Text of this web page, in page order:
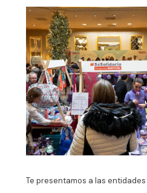
Te presentamos a las